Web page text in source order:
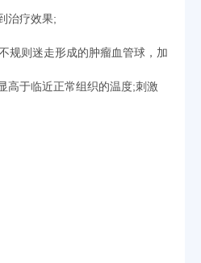
治疗效果;
规则迷走形成的肿瘤血管球，加
高于临近正常组织的温度;刺激